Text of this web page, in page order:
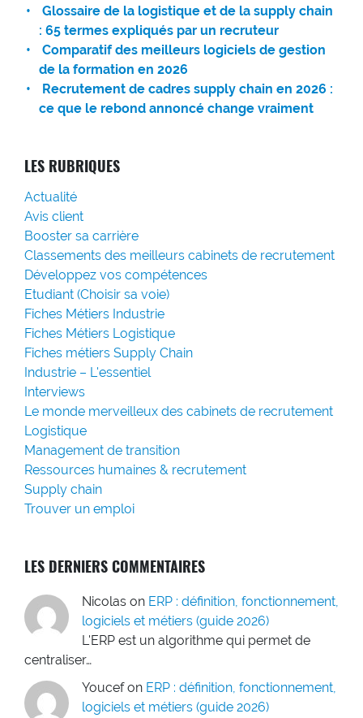
Glossaire de la logistique et de la supply chain
: 65 termes expliqués par un recruteur
Comparatif des meilleurs logiciels de gestion
de la formation en 2026
Recrutement de cadres supply chain en 2026 :
ce que le rebond annoncé change vraiment
LES RUBRIQUES
Actualité
Avis client
Booster sa carrière
Classements des meilleurs cabinets de recrutement
Développez vos compétences
Etudiant (Choisir sa voie)
Fiches Métiers Industrie
Fiches Métiers Logistique
Fiches métiers Supply Chain
Industrie – L'essentiel
Interviews
Le monde merveilleux des cabinets de recrutement
Logistique
Management de transition
Ressources humaines & recrutement
Supply chain
Trouver un emploi
LES DERNIERS COMMENTAIRES
Nicolas on ERP : définition, fonctionnement,
logiciels et métiers (guide 2026)
L'ERP est un algorithme qui permet de
centraliser…
Youcef on ERP : définition, fonctionnement,
logiciels et métiers (guide 2026)